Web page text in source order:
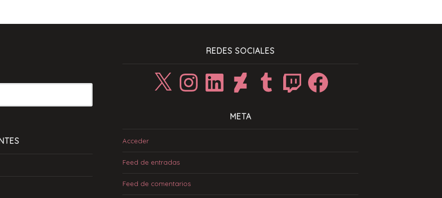
REDES SOCIALES
InstagramLinkedIn DeviantArtTumblr Twitch Facebook
META
Acceder
Feed de entradas
Feed de comentarios